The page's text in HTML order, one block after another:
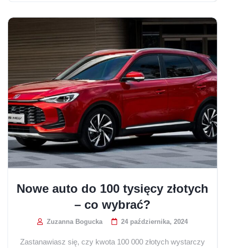
Nowe auto do 100 tysięcy złotych
– co wybrać?
Zuzanna Bogucka 24 października, 2024
Zastanawiasz się, czy kwota 100 000 złotych wystarczy